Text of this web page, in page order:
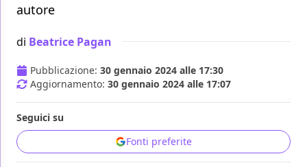
autore
di Beatrice Pagan
Pubblicazione: 30 gennaio 2024 alle 17:30
Aggiornamento: 30 gennaio 2024 alle 17:07
Seguici su
Fonti preferite